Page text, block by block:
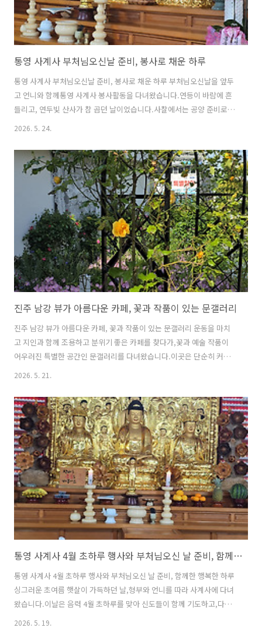
통영 사계사 부처님오신날 준비, 봉사로 채운 하루
통영 사계사 부처님오신날 준비, 봉사로 채운 하루 부처님오신날을 앞두
고 언니와 함께통영 사계사 봉사활동을 다녀왔습니다.연등이 바람에 흔
들리고, 연두빛 산사가 참 곱던 날이었습니다.사찰에서는 공양 준비로 모
두가 분주했지만, 웃음과 정이 넘쳤습니다.나물을 다듬고, 오이냉국을
에 온 조카딸의 귀여운 삼배 모습까지 더해져더욱 따뜻했던 통영 사계사
의 풍경을 담아봅니다.2026.05.23. ▲ 미리 달아두었던 연등 아래로 연
두빛 나뭇잎이 참 아름다웠습니다.▲ 대웅전 부처님대웅전에 들어가 향
을 피우고 삼배를 올리며 마음도 차분해졌습니다.처음 절에 따라온 조카
딸은 삼배를 하다가넙죽 드러누워 모두를 웃게 만들었습니다. 1.나물준
비 부처님오신날 공양..
2026. 5. 24.
진주 남강 뷰가 아름다운 카페, 꽃과 작품이 있는 문갤러리
진주 남강 뷰가 아름다운 카페, 꽃과 작품이 있는 문갤러리 운동을 마치
고 지인과 함께 조용하고 분위기 좋은 카페를 찾다가,꽃과 예술 작품이
어우러진 특별한 공간인 문갤러리를 다녀왔습니다.이곳은 단순히 커피
를 마시는 공간이 아니라, 작가의 작품을 감상하고아름다운 꽃을 즐기며
다.진주에서 조용한 카페, 작품이 있는 카페, 남강 뷰 카페를 찾는다면꼭
한 번 방문해볼 만한 곳입니다. 1. 넓은 주차장과 꽃으로 맞이하는 입구문
갤러리는 넓은 주차장을 갖추고 있어 차량 방문이 편리합니다.주차장 둘
레와 카페로 향하는 길목 곳곳에는 계절꽃과 조형 작품들이 있어입구에
들어서는 순간부터 특별한 분위기를 느낄 수 있습니다. ▲ 카페 가는 길
길목에도 작품이 ..
2026. 5. 21.
통영 사계사 4월 초하루 행사와 부처님오신 날 준비, 함께한 행복한 하루
통영 사계사 4월 초하루 행사와 부처님오신 날 준비, 함께한 행복한 하루
싱그러운 초여름 햇살이 가득하던 날,형부와 언니를 따라 사계사에 다녀
왔습니다.이날은 음력 4월 초하루를 맞아 신도들이 함께 기도하고,다가
2026. 5. 19.